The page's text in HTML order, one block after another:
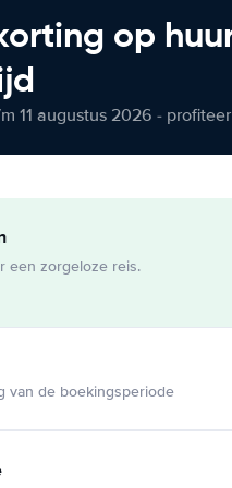
op
11 augustus 2026 -
een zorgeloze reis.
van de boekingsperiode